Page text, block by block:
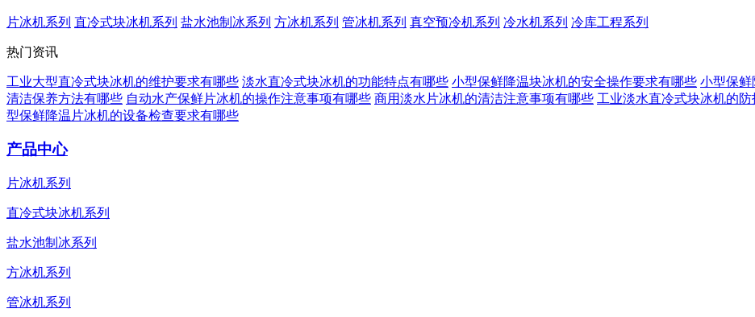
片冰机系列 直冷式块冰机系列 盐水池制冰系列 方冰机系列 管冰机系列 真空预冷机系列 冷水机系列 冷库工程系列
热门资讯
工业大型直冷式块冰机的维护要求有哪些 淡水直冷式块冰机的功能特点有哪些 小型保鲜降温块冰机的安全操作要求有哪些 小型保鲜
清洁保养方法有哪些 自动水产保鲜片冰机的操作注意事项有哪些 商用淡水片冰机的清洁注意事项有哪些 工业淡水直冷式块冰机的
型保鲜降温片冰机的设备检查要求有哪些
产品中心
片冰机系列
直冷式块冰机系列
盐水池制冰系列
方冰机系列
管冰机系列